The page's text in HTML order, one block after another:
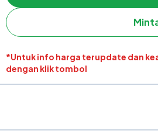
*Untuk info harga terupdate dan
dengan klik tombol